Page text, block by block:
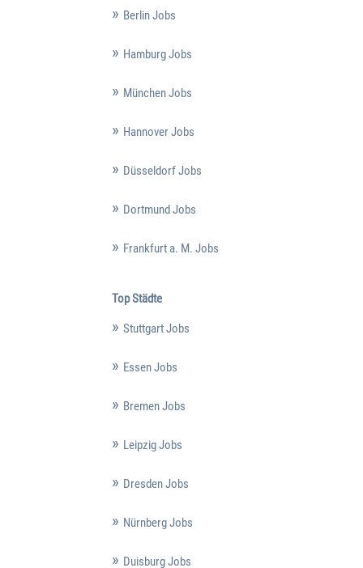
Berlin Jobs
Hamburg Jobs
München Jobs
Hannover Jobs
Düsseldorf Jobs
Dortmund Jobs
Frankfurt a. M. Jobs
Top Städte
Stuttgart Jobs
Essen Jobs
Bremen Jobs
Leipzig Jobs
Dresden Jobs
Nürnberg Jobs
Duisburg Jobs